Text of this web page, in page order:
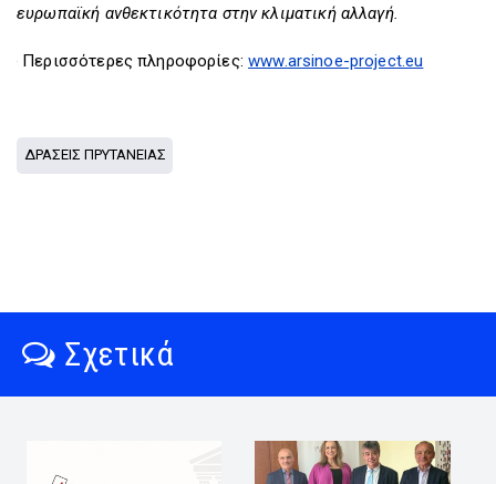
ευρωπαϊκή ανθεκτικότητα στην κλιματική αλλαγή.
Περισσότερες πληροφορίες:www.arsinoe-project.eu
ΔΡΑΣΕΙΣ ΠΡΥΤΑΝΕΙΑΣ
Σχετικά